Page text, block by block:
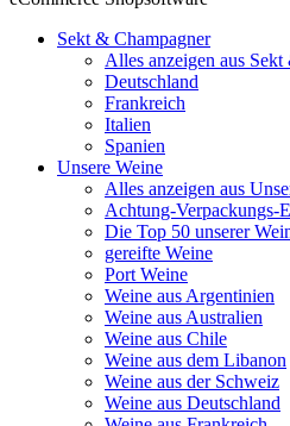
Sekt & Champagner
Alles anzeigen aus
Deutschland
Frankreich
Italien
Spanien
Unsere Weine
Alles anzeigen aus
Achtung-Verpackungs-
Die Top 50 unserer
gereifte Weine
Port Weine
Weine aus Argentinien
Weine aus Australien
Weine aus Chile
Weine aus dem Libanon
Weine aus der Schweiz
Weine aus Deutschland